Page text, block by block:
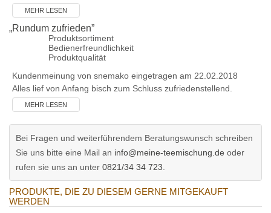
MEHR LESEN
„Rundum zufrieden”
Produktsortiment
Bedienerfreundlichkeit
Produktqualität
Kundenmeinung von snemako eingetragen am 22.02.2018
Alles lief von Anfang bisch zum Schluss zufriedenstellend.
MEHR LESEN
Bei Fragen und weiterführendem Beratungswunsch schreiben
Sie uns bitte eine Mail an info@meine-teemischung.de oder
rufen sie uns an unter 0821/34 34 723.
PRODUKTE, DIE ZU DIESEM GERNE MITGEKAUFT
WERDEN